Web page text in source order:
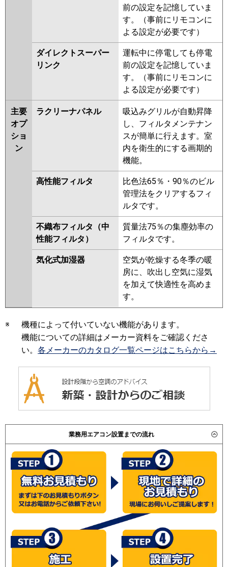
前の設定を記憶していま
す。（事前にリモコンに
よる設定が必要です）
ダイレクトスーパー
リンク
運転中に停電しても停電
前の設定を記憶していま
す。（事前にリモコンに
よる設定が必要です）
主要
オプ
ショ
ン
ラクリーナパネル
吸込みグリルが自動昇降
し、フィルタメンテナン
スが簡単に行えます。室
内を衛生的にする画期的
機能。
高性能フィルタ
比色法65％・90％のビル
管理法をクリアするフィ
ルタです。
不織布フィルタ（中
性能フィルタ）
質量法75％の集塵効率の
フィルタです。
気化式加湿器
空気が乾燥する冬季の暖
房に、吹出し空気に湿気
を加えて快適性を高めま
す。
※
機種によって付いていない機能があります。
機能についての詳細はメーカー資料をご確認くださ
い。 各メーカーのカタログ一覧ページはこちらから→
業務用エアコン設置までの流れ